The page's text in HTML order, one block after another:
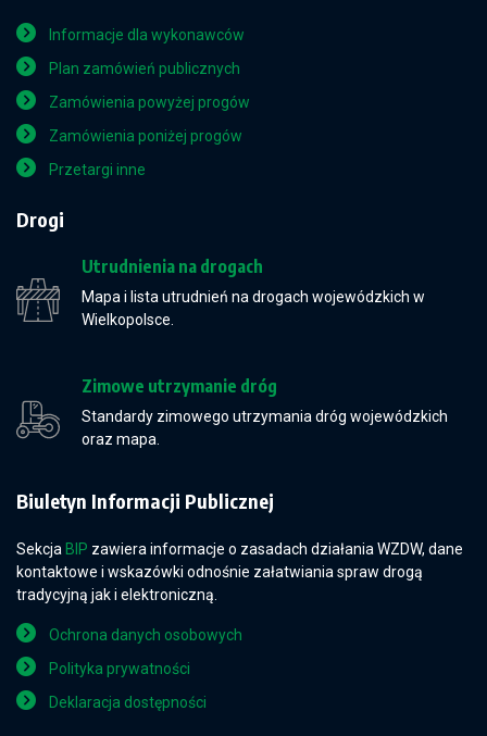
Informacje dla wykonawców
Plan zamówień publicznych
Zamówienia powyżej progów
Zamówienia poniżej progów
Przetargi inne
Drogi
Utrudnienia na drogach
Mapa i lista utrudnień na drogach wojewódzkich w
Wielkopolsce.
Zimowe utrzymanie dróg
Standardy zimowego utrzymania dróg wojewódzkich
oraz mapa.
Biuletyn Informacji Publicznej
Sekcja BIP zawiera informacje o zasadach działania WZDW, dane
kontaktowe i wskazówki odnośnie załatwiania spraw drogą
tradycyjną jak i elektroniczną.
Ochrona danych osobowych
Polityka prywatności
Deklaracja dostępności